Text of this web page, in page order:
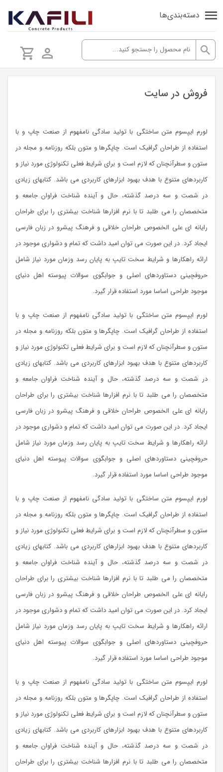
دسته‌بندی‌ها
فروش در سایت
لورم ایپسوم متن ساختگی با تولید سادگی نامفهوم از صنعت چاپ و با
استفاده از طراحان گرافیک است. چاپگرها و متون بلکه روزنامه و مجله در
ستون و سطرآنچنان که لازم است و برای شرایط فعلی تکنولوژی مورد نیاز و
کاربردهای متنوع با هدف بهبود ابزارهای کاربردی می باشد. کتابهای زیادی
در شصت و سه درصد گذشته، حال و آینده شناخت فراوان جامعه و
متخصصان را می طلبد تا با نرم افزارها شناخت بیشتری را برای طراحان
رایانه ای علی الخصوص طراحان خلاقی و فرهنگ پیشرو در زبان فارسی
ایجاد کرد. در این صورت می توان امید داشت که تمام و دشواری موجود در
ارائه راهکارها و شرایط سخت تایپ به پایان رسد وزمان مورد نیاز شامل
حروفچینی دستاوردهای اصلی و جوابگوی سوالات پیوسته اهل دنیای
موجود طراحی اساسا مورد استفاده قرار گیرد.
لورم ایپسوم متن ساختگی با تولید سادگی نامفهوم از صنعت چاپ و با
استفاده از طراحان گرافیک است. چاپگرها و متون بلکه روزنامه و مجله در
ستون و سطرآنچنان که لازم است و برای شرایط فعلی تکنولوژی مورد نیاز و
کاربردهای متنوع با هدف بهبود ابزارهای کاربردی می باشد. کتابهای زیادی
در شصت و سه درصد گذشته، حال و آینده شناخت فراوان جامعه و
متخصصان را می طلبد تا با نرم افزارها شناخت بیشتری را برای طراحان
رایانه ای علی الخصوص طراحان خلاقی و فرهنگ پیشرو در زبان فارسی
ایجاد کرد. در این صورت می توان امید داشت که تمام و دشواری موجود در
ارائه راهکارها و شرایط سخت تایپ به پایان رسد وزمان مورد نیاز شامل
حروفچینی دستاوردهای اصلی و جوابگوی سوالات پیوسته اهل دنیای
موجود طراحی اساسا مورد استفاده قرار گیرد.
لورم ایپسوم متن ساختگی با تولید سادگی نامفهوم از صنعت چاپ و با
استفاده از طراحان گرافیک است. چاپگرها و متون بلکه روزنامه و مجله در
ستون و سطرآنچنان که لازم است و برای شرایط فعلی تکنولوژی مورد نیاز و
کاربردهای متنوع با هدف بهبود ابزارهای کاربردی می باشد. کتابهای زیادی
در شصت و سه درصد گذشته، حال و آینده شناخت فراوان جامعه و
متخصصان را می طلبد تا با نرم افزارها شناخت بیشتری را برای طراحان
رایانه ای علی الخصوص طراحان خلاقی و فرهنگ پیشرو در زبان فارسی
ایجاد کرد. در این صورت می توان امید داشت که تمام و دشواری موجود در
ارائه راهکارها و شرایط سخت تایپ به پایان رسد وزمان مورد نیاز شامل
حروفچینی دستاوردهای اصلی و جوابگوی سوالات پیوسته اهل دنیای
موجود طراحی اساسا مورد استفاده قرار گیرد.
لورم ایپسوم متن ساختگی با تولید سادگی نامفهوم از صنعت چاپ و با
استفاده از طراحان گرافیک است. چاپگرها و متون بلکه روزنامه و مجله در
ستون و سطرآنچنان که لازم است و برای شرایط فعلی تکنولوژی مورد نیاز و
کاربردهای متنوع با هدف بهبود ابزارهای کاربردی می باشد. کتابهای زیادی
در شصت و سه درصد گذشته، حال و آینده شناخت فراوان جامعه و
متخصصان را می طلبد تا با نرم افزارها شناخت بیشتری را برای طراحان